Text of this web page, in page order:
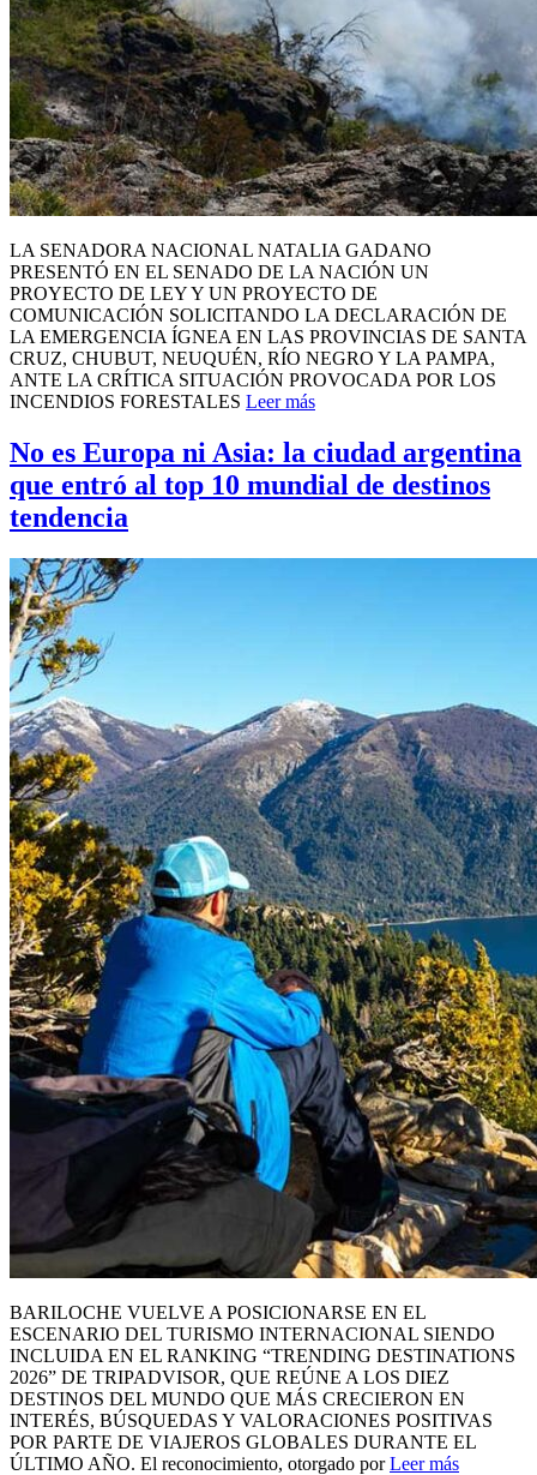
LA SENADORA NACIONAL NATALIA GADANO
PRESENTÓ EN EL SENADO DE LA NACIÓN UN
PROYECTO DE LEY Y UN PROYECTO DE
COMUNICACIÓN SOLICITANDO LA DECLARACIÓN DE
LA EMERGENCIA ÍGNEA EN LAS PROVINCIAS DE SANTA
CRUZ, CHUBUT, NEUQUÉN, RÍO NEGRO Y LA PAMPA,
ANTE LA CRÍTICA SITUACIÓN PROVOCADA POR LOS
INCENDIOS FORESTALES Leer más
No es Europa ni Asia: la ciudad argentina
que entró al top 10 mundial de destinos
tendencia
BARILOCHE VUELVE A POSICIONARSE EN EL
ESCENARIO DEL TURISMO INTERNACIONAL SIENDO
INCLUIDA EN EL RANKING “TRENDING DESTINATIONS
2026” DE TRIPADVISOR, QUE REÚNE A LOS DIEZ
DESTINOS DEL MUNDO QUE MÁS CRECIERON EN
INTERÉS, BÚSQUEDAS Y VALORACIONES POSITIVAS
POR PARTE DE VIAJEROS GLOBALES DURANTE EL
ÚLTIMO AÑO. El reconocimiento, otorgado porLeer más